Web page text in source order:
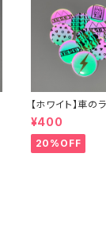
【ホワイト】車の
光る！缶バッジ
¥400
20%OFF